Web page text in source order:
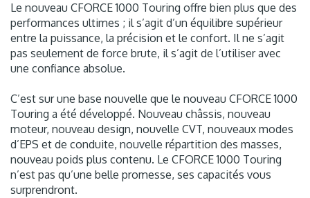
Le nouveau CFORCE 1000 Touring offre bien plus que des
performances ultimes ; il s’agit d’un équilibre supérieur
entre la puissance, la précision et le confort. Il ne s’agit
pas seulement de force brute, il s’agit de l’utiliser avec
une confiance absolue.
C’est sur une base nouvelle que le nouveau CFORCE 1000
Touring a été développé. Nouveau châssis, nouveau
moteur, nouveau design, nouvelle CVT, nouveaux modes
d’EPS et de conduite, nouvelle répartition des masses,
nouveau poids plus contenu. Le CFORCE 1000 Touring
n’est pas qu’une belle promesse, ses capacités vous
surprendront.